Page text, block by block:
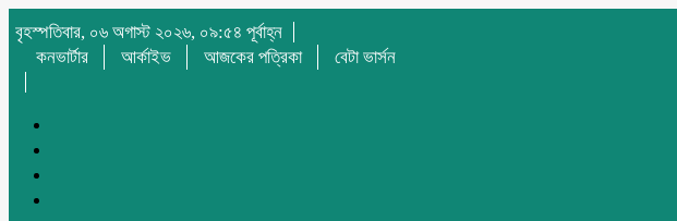
বৃহস্পতিবার, ০৬ অগাস্ট ২০২৬, ০৯:৫৪ পূর্বাহ্ন
কনভার্টার
আর্কাইভ আজকের পত্রিকা বেটা ভার্সন